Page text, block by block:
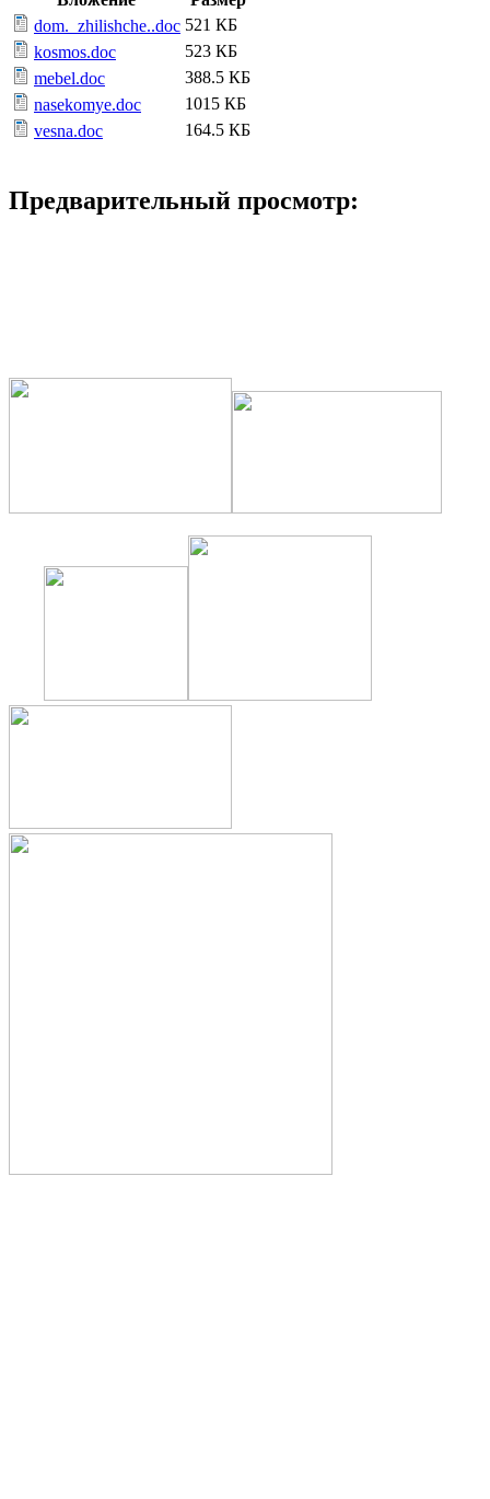
dom._zhilishche..doc 521 КБ
kosmos.doc
523 КБ
mebel.doc
388.5 КБ
nasekomye.doc
1015 КБ
vesna.doc
164.5 КБ
Предварительный просмотр: